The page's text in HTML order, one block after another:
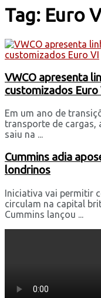
Tag: Euro
VWCO apresenta
customizados Euro
Em um ano de
transporte de cargas,
saiu na ...
Cummins adia
londrinos
Iniciativa vai permitir
circulam na capital
Cummins lançou ...